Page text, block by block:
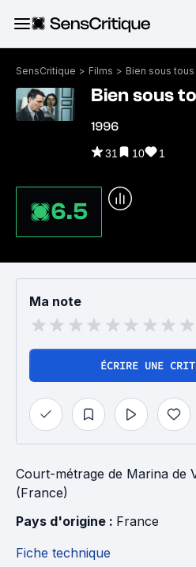
SensCritique > Films > Bien sous
Bien sous
1996
31 10 1
6.5
Ma note
ÉCRIRE UNE
Court-métrage de Marina de
(France)
Pays d'origine : France
Fiche technique